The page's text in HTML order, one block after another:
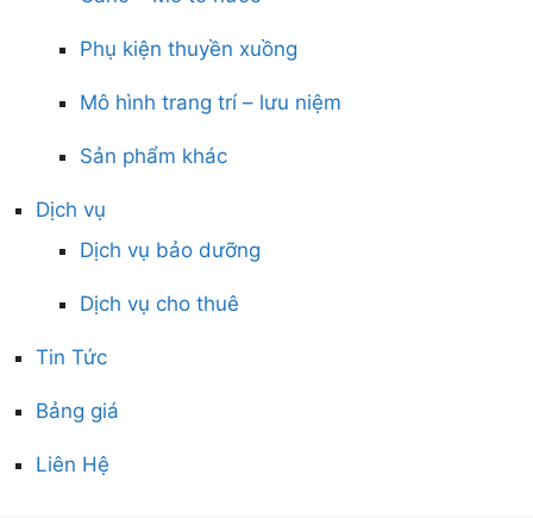
Phụ kiện thuyền xuồng
Mô hình trang trí – lưu niệm
Sản phẩm khác
Dịch vụ
Dịch vụ bảo dưỡng
Dịch vụ cho thuê
Tin Tức
Bảng giá
Liên Hệ